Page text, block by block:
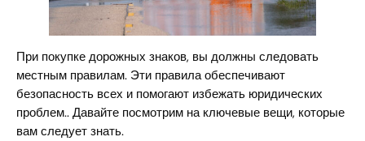
При покупке дорожных знаков, вы должны следовать
местным правилам. Эти правила обеспечивают
безопасность всех и помогают избежать юридических
проблем.. Давайте посмотрим на ключевые вещи, которые
вам следует знать.